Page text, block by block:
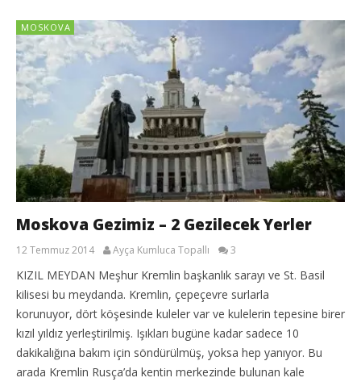
MOSKOVA
Moskova Gezimiz – 2 Gezilecek Yerler
12 Temmuz 2014 Ayça Kumluca Topallı 3
KIZIL MEYDAN Meşhur Kremlin başkanlık sarayı ve St. Basil
kilisesi bu meydanda. Kremlin, çepeçevre surlarla
korunuyor, dört köşesinde kuleler var ve kulelerin tepesine birer
kızıl yıldız yerleştirilmiş. Işıkları bugüne kadar sadece 10
dakikalığına bakım için söndürülmüş, yoksa hep yanıyor. Bu
arada Kremlin Rusça’da kentin merkezinde bulunan kale